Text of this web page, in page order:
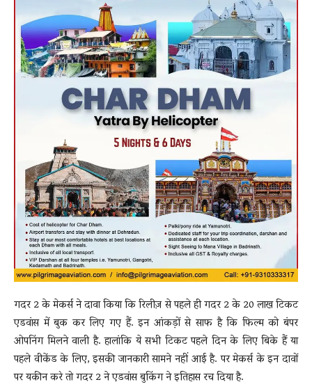
गदर 2 के मेकर्स ने दावा किया कि रिलीज़ से पहले ही गदर 2 के 20 लाख टिकट
एडवांस में बुक कर लिए गए हैं. इन आंकड़ों से साफ है कि फिल्म को बंपर
ओपनिंग मिलने वाली है. हालांकि ये सभी टिकट पहले दिन के लिए बिके हैं या
पहले वीकेंड के लिए, इसकी जानकारी सामने नहीं आई है. पर मेकर्स के इन दावों
पर यकीन करे तो गदर 2 ने एडवांस बुकिंग ने इतिहास रच दिया है.